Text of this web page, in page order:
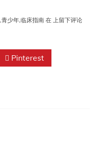
,青少年,临床指南 在 mRNA
上留下评论
Pinterest